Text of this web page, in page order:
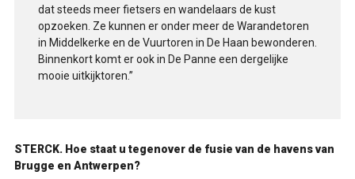
dat steeds meer fietsers en wandelaars de kust
opzoeken. Ze kunnen er onder meer de Warandetoren
in Middelkerke en de Vuurtoren in De Haan bewonderen.
Binnenkort komt er ook in De Panne een dergelijke
mooie uitkijktoren.”
STERCK. Hoe staat u tegenover de fusie van de havens van
Brugge en Antwerpen?